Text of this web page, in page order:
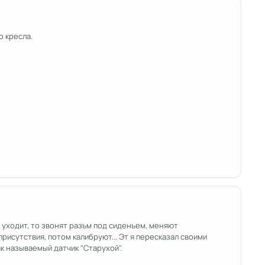
кресла.
то звонят разъм под сиденьем, меняют
потом калибруют... Эт я пересказал своими
называемый датчик "Старухой".